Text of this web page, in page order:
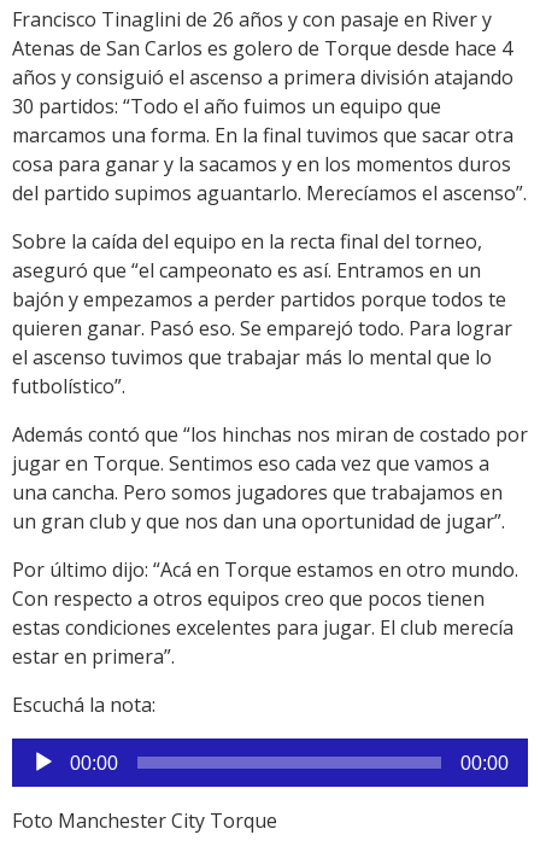
Link
Francisco Tinaglini de 26 años y con pasaje en River y
Atenas de San Carlos es golero de Torque desde hace 4
años y consiguió el ascenso a primera división atajando
30 partidos: “Todo el año fuimos un equipo que
marcamos una forma. En la final tuvimos que sacar otra
cosa para ganar y la sacamos y en los momentos duros
del partido supimos aguantarlo. Merecíamos el ascenso”.
Sobre la caída del equipo en la recta final del torneo,
aseguró que “el campeonato es así. Entramos en un
bajón y empezamos a perder partidos porque todos te
quieren ganar. Pasó eso. Se emparejó todo. Para lograr
el ascenso tuvimos que trabajar más lo mental que lo
futbolístico”.
Además contó que “los hinchas nos miran de costado por
jugar en Torque. Sentimos eso cada vez que vamos a
una cancha. Pero somos jugadores que trabajamos en
un gran club y que nos dan una oportunidad de jugar”.
Por último dijo: “Acá en Torque estamos en otro mundo.
Con respecto a otros equipos creo que pocos tienen
estas condiciones excelentes para jugar. El club merecía
estar en primera”.
Escuchá la nota:
Reproductor
de
audio
00:00 00:00
Foto Manchester City Torque